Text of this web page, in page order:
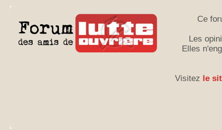
Ce
Les
Elles
Visitez le